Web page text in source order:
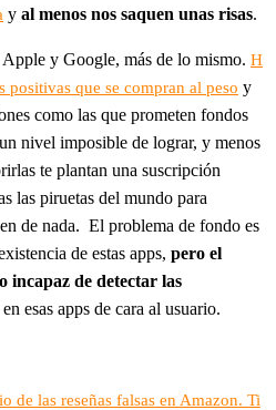
y al menos nos saquen unas risas.
y Google, más de lo mismo. H
positivas que se compran al peso y
como las que prometen fondos
nivel imposible de lograr, y menos
te plantan una suscripción
las piruetas del mundo para
de nada. El problema de fondo es
de estas apps, pero el
incapaz de detectar las
esas apps de cara al usuario.
de las reseñas falsas en Amazon. Ti